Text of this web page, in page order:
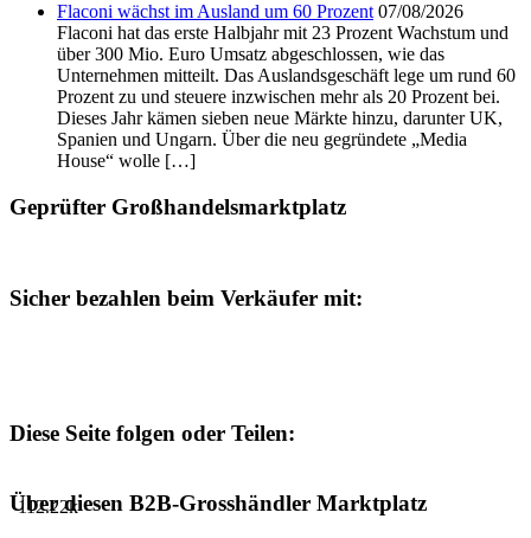
Flaconi wächst im Ausland um 60 Prozent 07/08/2026
Flaconi hat das erste Halbjahr mit 23 Prozent Wachstum und
über 300 Mio. Euro Umsatz abgeschlossen, wie das
Unternehmen mitteilt. Das Auslandsgeschäft lege um rund 60
Prozent zu und steuere inzwischen mehr als 20 Prozent bei.
Dieses Jahr kämen sieben neue Märkte hinzu, darunter UK,
Spanien und Ungarn. Über die neu gegründete „Media
House“ wolle […]
Geprüfter Großhandelsmarktplatz
Sicher bezahlen beim Verkäufer mit:
Diese Seite folgen oder Teilen:
112.22k
Über diesen B2B-Grosshändler Marktplatz